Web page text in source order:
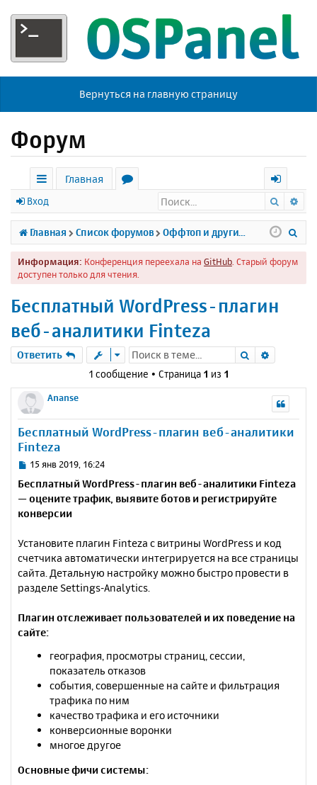
Вернуться на главную страницу
Форум
с
ы
л
к
Главная
р
у
м
х
о
д
Вход Поиск
Главная Список форумов
Информация: Конференция переехала на GitHub . Старый форум
доступен только для чтения.
Бесплатный WordPress-плагин
веб-аналитики Finteza
Ответить Поиск
1 сообщение • Страница 1 из 1
Ananse
Бесплатный WordPress-плагин веб-аналитики
Finteza
С
о
б
щ
н
е
15 янв 2019, 16:24
Бесплатный WordPress-плагин веб-аналитики Finteza
— оцените трафик, выявите ботов и регистрируйте
конверсии
Установите плагин Finteza с витрины WordPress и код
счетчика автоматически интегрируется на все страницы
сайта. Детальную настройку можно быстро провести в
разделе Settings-Analytics.
Плагин отслеживает пользователей и их поведение на
сайте:
география, просмотры страниц, сессии,
показатель отказов
события, совершенные на сайте и фильтрация
трафика по ним
качество трафика и его источники
конверсионные воронки
многое другое
Основные фичи системы: